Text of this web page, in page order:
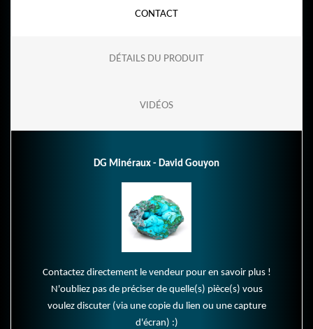
CONTACT
DÉTAILS DU PRODUIT
VIDÉOS
DG Minéraux - David Gouyon
Contactez directement le vendeur pour en savoir plus !
N'oubliez pas de préciser de quelle(s) pièce(s) vous
voulez discuter (via une copie du lien ou une capture
d'écran) :)